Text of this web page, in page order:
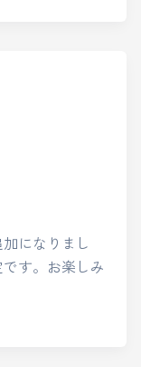
になりまし
す。お楽しみ